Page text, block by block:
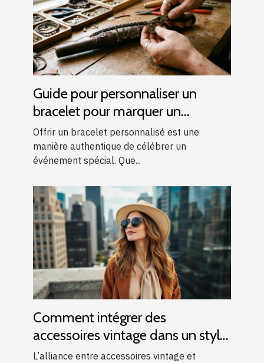
Guide pour personnaliser un
bracelet pour marquer un
événement spécial
Offrir un bracelet personnalisé est une
manière authentique de célébrer un
événement spécial. Que...
Comment intégrer des
accessoires vintage dans un style
moderne ?
L’alliance entre accessoires vintage et